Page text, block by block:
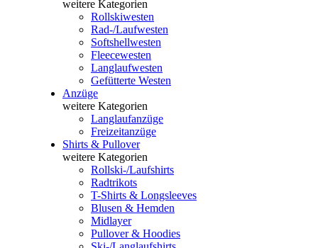
weitere Kategorien
Rollskiwesten
Rad-/Laufwesten
Softshellwesten
Fleecewesten
Langlaufwesten
Gefütterte Westen
Anzüge
weitere Kategorien
Langlaufanzüge
Freizeitanzüge
Shirts & Pullover
weitere Kategorien
Rollski-/Laufshirts
Radtrikots
T-Shirts & Longsleeves
Blusen & Hemden
Midlayer
Pullover & Hoodies